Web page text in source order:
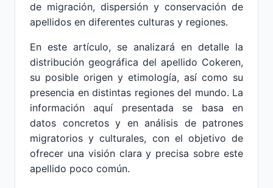
de migración, dispersión y conservación de
apellidos en diferentes culturas y regiones.
En este artículo, se analizará en detalle la
distribución geográfica del apellido Cokeren,
su posible origen y etimología, así como su
presencia en distintas regiones del mundo. La
información aquí presentada se basa en
datos concretos y en análisis de patrones
migratorios y culturales, con el objetivo de
ofrecer una visión clara y precisa sobre este
apellido poco común.